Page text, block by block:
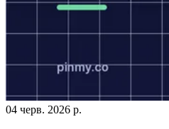
04 черв. 2026 р.